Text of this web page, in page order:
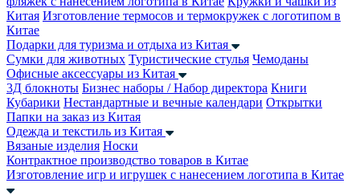
Китая Изготовление термосов и термокружек с логотипом в
Китае
Подарки для туризма и отдыха из Китая
Сумки для животных Туристические стулья Чемоданы
Офисные аксессуары из Китая
3Д блокноты Бизнес наборы / Набор директора Книги
Кубарики Нестандартные и вечные календари Открытки
Папки на заказ из Китая
Одежда и текстиль из Китая
Вязаные изделия Носки
Контрактное производство товаров в Китае
Изготовление игр и игрушек с нанесением логотипа в Китае